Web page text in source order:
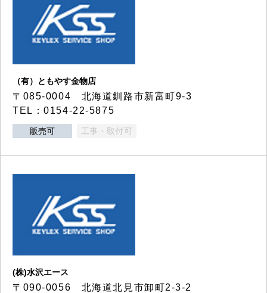
（有）ともやす金物店
〒085-0004 北海道釧路市新富町9-3
TEL：0154-22-5875
販売可 工事・取付可
(株)水沢エース
〒090-0056 北海道北見市卸町2-3-2